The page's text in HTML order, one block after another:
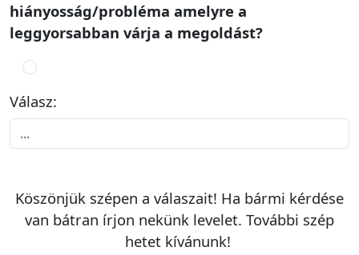
hiányosság/probléma amelyre a
leggyorsabban várja a megoldást?
Válasz:
Köszönjük szépen a válaszait! Ha bármi kérdése
van bátran írjon nekünk levelet. További szép
hetet kívánunk!